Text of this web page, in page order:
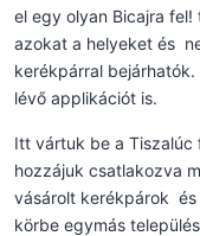
el egy olyan Bicajra
azokat a helyeket és
kerékpárral
lévő applikációt is.
Itt vártuk be a Tiszalúc
hozzájuk csatlakozva
vásárolt kerékpárok és
körbe egymás